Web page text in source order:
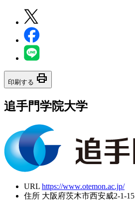
印刷する print
追手門学院大学
URL https://www.otemon.ac.jp/
住所 大阪府茨木市西安威2-1-15